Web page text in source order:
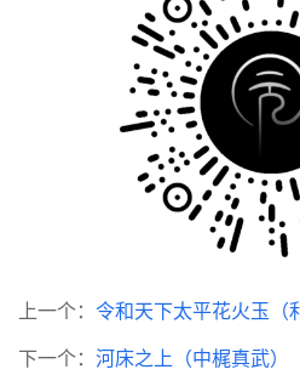
上一个： 令和天下太平花火玉（
下一个： 河床之上（中梶真武）